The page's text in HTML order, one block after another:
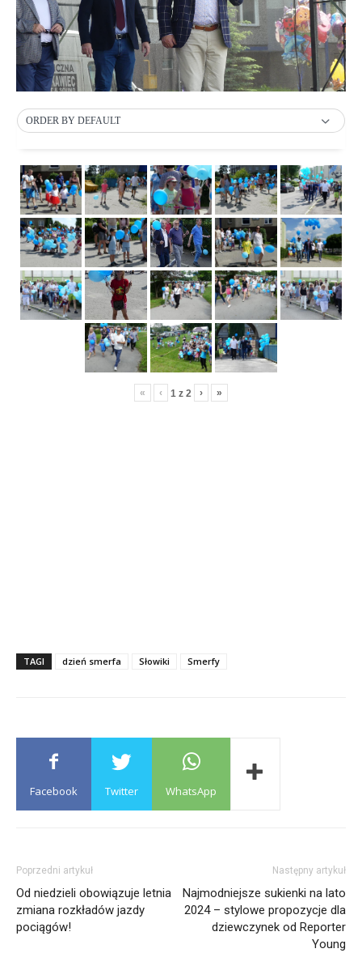
ORDER BY DEFAULT
« ‹ 1 z 2 › »
TAGI dzień smerfa Słowiki Smerfy
Facebook Twitter WhatsApp
Poprzedni artykuł
Od niedzieli obowiązuje letnia
zmiana rozkładów jazdy
pociągów!
Następny artykuł
Najmodniejsze sukienki na lato
2024 – stylowe propozycje dla
dziewczynek od Reporter
Young